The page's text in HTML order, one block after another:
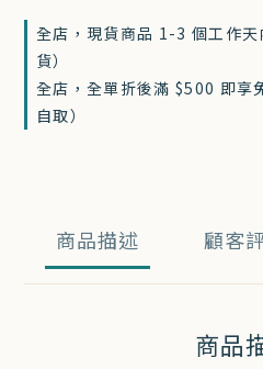
全店，現貨商品 1-3 個工作
貨）
全店，全單折後滿 $500 即享
自取）
商品描述 顧客
商品